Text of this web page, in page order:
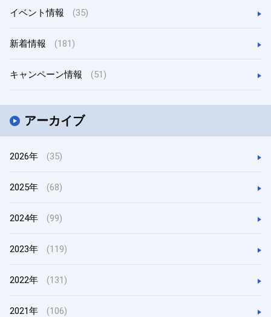
イベント情報 (35)
新着情報 (181)
キャンペーン情報 (51)
アーカイブ
2026年 (35)
2025年 (68)
2024年 (99)
2023年 (119)
2022年 (131)
2021年 (106)